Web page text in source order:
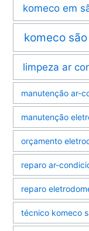
komeco em
komeco
limpeza ar
manutenção ar-
manutenção
orçamento
reparo ar-
reparo
técnico komeco